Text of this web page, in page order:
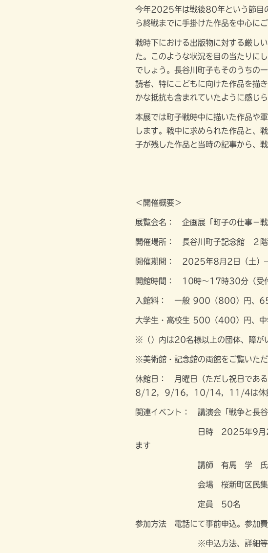
今年2025年は戦後80年という節目
ら終戦までに手掛けた作品を中心にご
戦時下における出版物に対する厳し
た。このような状況を目の当たりに
でしょう。長谷川町子もそのうちの
読者、特にこどもに向けた作品を描
かな抵抗も含まれていたように感じら
本展では町子戦時中に描いた作品や
します。戦中に求められた作品と、
子が残した作品と当時の記事から、
＜開催概要＞
展覧会名： 企画展「町子の仕事－戦
開催場所： 長谷川町子記念館 ２
開催期間： 2025年8月2日（土）
開館時間： 10時～17時30分（受
入館料： 一般 900（800）円、
大学生・高校生 500（400）円、
※（）内は20名様以上の団体、障が
※美術館・記念館の両館をご覧いただ
休館日： 月曜日（ただし祝日で
8/12，9/16，10/14，11/4は休
関連イベント： 講演会「戦争と長
日時 2025年9月28日（日
ます
講師 有馬 学 氏（九州
会場 桜新町区民集会所（東
定員 50名
参加方法 電話にて事前申込。参加費
※申込方法、詳細等